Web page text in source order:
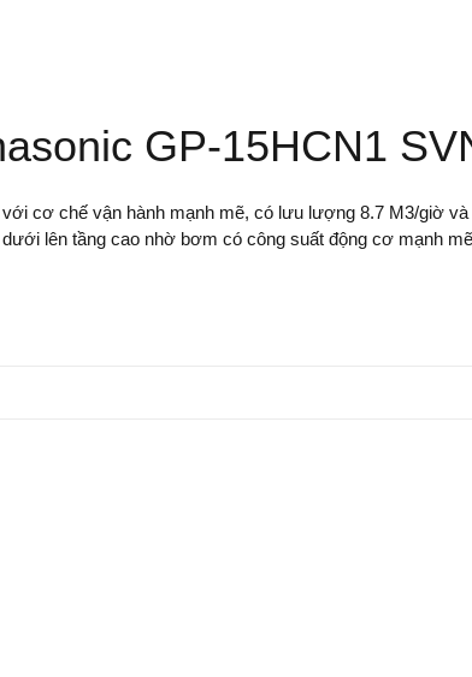
GP-15HCN1
cơ chế vận hành mạnh mẽ, có lưu lượng 8.7 M3/giờ
lên tầng cao nhờ bơm có công suất động cơ mạnh